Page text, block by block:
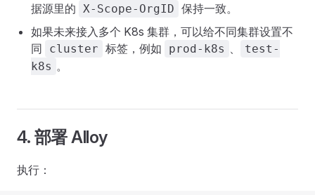
据源里的 X-Scope-OrgID 保持一致。
如果未来接入多个 K8s 集群，可以给不同集群设置不
同
cluster 标签，例如 prod-k8s 、
test-
k8s 。
4. 部署 Alloy
执行：